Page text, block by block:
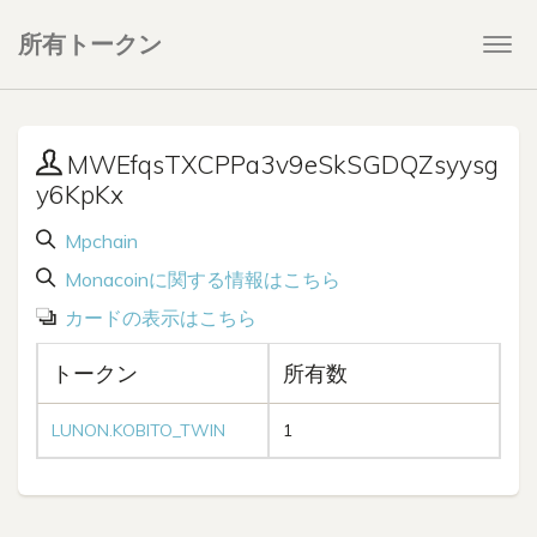
所有トークン
MWEfqsTXCPPa3v9eSkSGDQZsyysg
y6KpKx
Mpchain
Monacoinに関する情報はこちら
カードの表示はこちら
トークン 所有数
LUNON.KOBITO_TWIN 1